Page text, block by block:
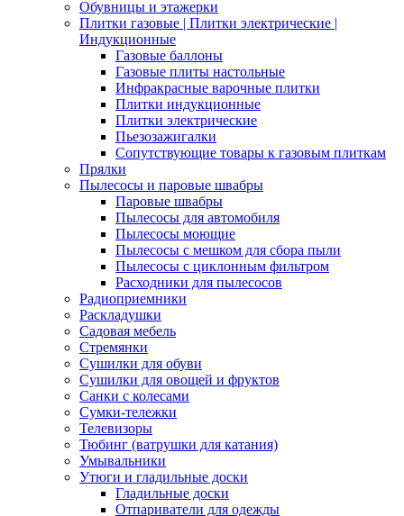
Обувницы и этажерки
Плитки газовые | Плитки электрические |
Индукционные
Газовые баллоны
Газовые плиты настольные
Инфракрасные варочные плитки
Плитки индукционные
Плитки электрические
Пьезозажигалки
Сопутствующие товары к газовым плиткам
Прялки
Пылесосы и паровые швабры
Паровые швабры
Пылесосы для автомобиля
Пылесосы моющие
Пылесосы с мешком для сбора пыли
Пылесосы с циклонным фильтром
Расходники для пылесосов
Радиоприемники
Раскладушки
Садовая мебель
Стремянки
Сушилки для обуви
Сушилки для овощей и фруктов
Санки с колесами
Сумки-тележки
Телевизоры
Тюбинг (ватрушки для катания)
Умывальники
Утюги и гладильные доски
Гладильные доски
Отпариватели для одежды